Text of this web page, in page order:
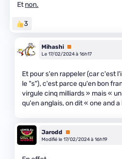
Etnon.
3
Mihashi Premium
Le 17/02/2024 à 16h17
Et pour s'en rappeler (car c'est
le "s"), c'est parce qu'en bon
virgule cinq milliards » mais «
qu'en anglais, on dit « one and
Jarodd
Premium
Modifié le 17/02/2024 à 16h19